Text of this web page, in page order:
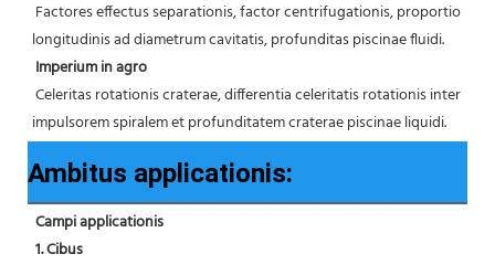
longitudinis ad diametrum cavitatis, profunditas piscinae fluidi.
Imperium in agro
impulsorem spiralem et profunditatem craterae piscinae liquidi.
Ambitus applicationis:
Campi applicationis
1. Cibus